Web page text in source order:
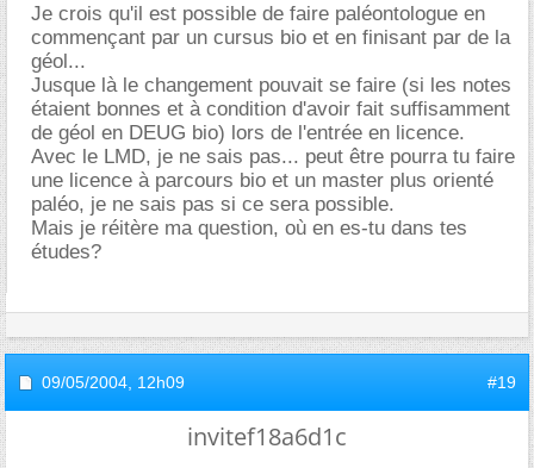
Je crois qu'il est possible de faire paléontologue en
commençant par un cursus bio et en finisant par de la
géol...
Jusque là le changement pouvait se faire (si les notes
étaient bonnes et à condition d'avoir fait suffisamment
de géol en DEUG bio) lors de l'entrée en licence.
Avec le LMD, je ne sais pas... peut être pourra tu faire
une licence à parcours bio et un master plus orienté
paléo, je ne sais pas si ce sera possible.
Mais je réitère ma question, où en es-tu dans tes
études?
09/05/2004, 12h09 #19
invitef18a6d1c